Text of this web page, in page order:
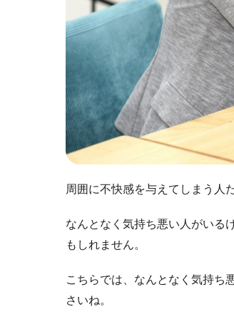
周囲に不快感を与えてしまう人
なんとなく気持ち悪い人がいる
もしれません。
こちらでは、なんとなく気持ち
さいね。